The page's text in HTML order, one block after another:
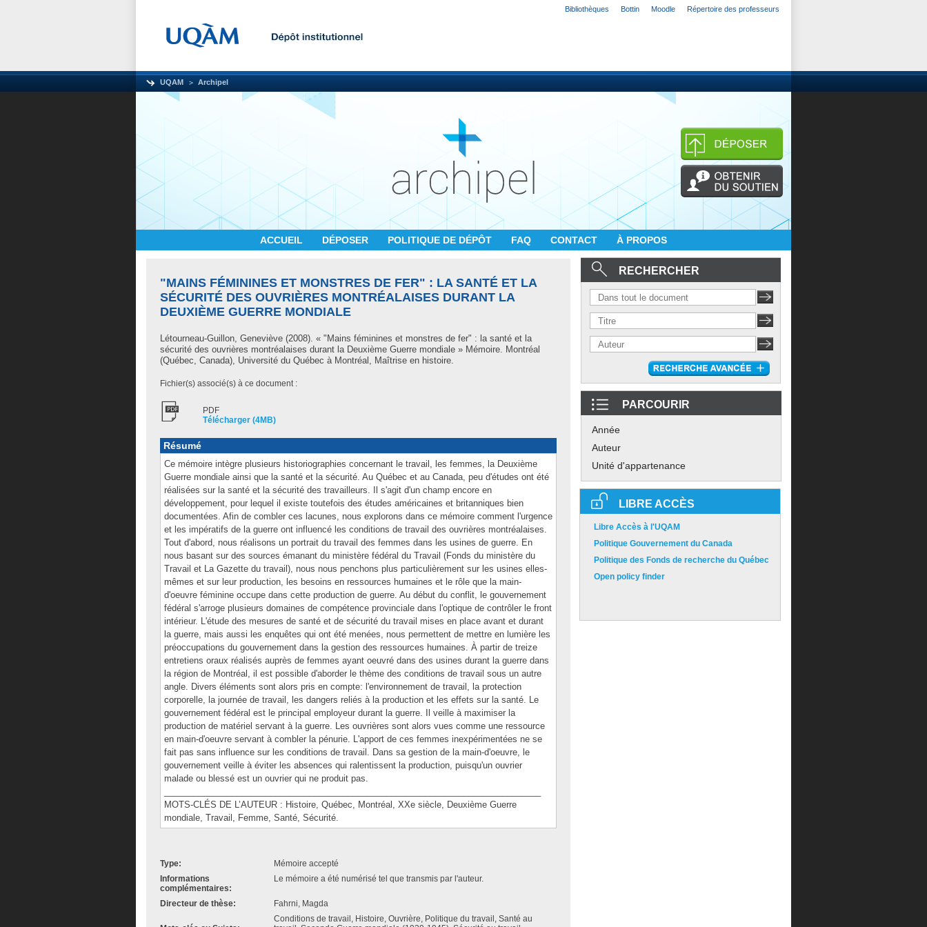
Bibliothèques Bottin Moodle Répertoire des professeurs
UQAM Archipel
ACCUEIL DÉPOSER POLITIQUE DE DÉPÔT FAQ CONTACT À PROPOS
"MAINS FÉMININES ET MONSTRES DE FER" : LA SANTÉ ET LA
SÉCURITÉ DES OUVRIÈRES MONTRÉALAISES DURANT LA
DEUXIÈME GUERRE MONDIALE
Létourneau-Guillon, Geneviève (2008). « "Mains féminines et monstres de fer" : la santé et la
sécurité des ouvrières montréalaises durant la Deuxième Guerre mondiale » Mémoire. Montréal
(Québec, Canada), Université du Québec à Montréal, Maîtrise en histoire.
Fichier(s) associé(s) à ce document :
PDF
Télécharger (4MB)
Résumé
Ce mémoire intègre plusieurs historiographies concernant le travail, les femmes, la Deuxième
Guerre mondiale ainsi que la santé et la sécurité. Au Québec et au Canada, peu d'études ont été
réalisées sur la santé et la sécurité des travailleurs. Il s'agit d'un champ encore en
développement, pour lequel il existe toutefois des études américaines et britanniques bien
documentées. Afin de combler ces lacunes, nous explorons dans ce mémoire comment l'urgence
et les impératifs de la guerre ont influencé les conditions de travail des ouvrières montréalaises.
Tout d'abord, nous réalisons un portrait du travail des femmes dans les usines de guerre. En
nous basant sur des sources émanant du ministère fédéral du Travail (Fonds du ministère du
Travail et La Gazette du travail), nous nous penchons plus particulièrement sur les usines elles-
mêmes et sur leur production, les besoins en ressources humaines et le rôle que la main-
d'oeuvre féminine occupe dans cette production de guerre. Au début du conflit, le gouvernement
fédéral s'arroge plusieurs domaines de compétence provinciale dans l'optique de contrôler le front
intérieur. L'étude des mesures de santé et de sécurité du travail mises en place avant et durant
la guerre, mais aussi les enquêtes qui ont été menées, nous permettent de mettre en lumière les
préoccupations du gouvernement dans la gestion des ressources humaines. À partir de treize
entretiens oraux réalisés auprès de femmes ayant oeuvré dans des usines durant la guerre dans
la région de Montréal, il est possible d'aborder le thème des conditions de travail sous un autre
angle. Divers éléments sont alors pris en compte: l'environnement de travail, la protection
corporelle, la journée de travail, les dangers reliés à la production et les effets sur la santé. Le
gouvernement fédéral est le principal employeur durant la guerre. Il veille à maximiser la
production de matériel servant à la guerre. Les ouvrières sont alors vues comme une ressource
en main-d'oeuvre servant à combler la pénurie. L'apport de ces femmes inexpérimentées ne se
fait pas sans influence sur les conditions de travail. Dans sa gestion de la main-d'oeuvre, le
gouvernement veille à éviter les absences qui ralentissent la production, puisqu'un ouvrier
malade ou blessé est un ouvrier qui ne produit pas.
MOTS-CLÉS DE L’AUTEUR : Histoire, Québec, Montréal, XXe siècle, Deuxième Guerre
mondiale, Travail, Femme, Santé, Sécurité.
Type:
Mémoire accepté
Informations
complémentaires:
Le mémoire a été numérisé tel que transmis par l'auteur.
Directeur de thèse: Fahrni, Magda
Conditions de travail, Histoire, Ouvrière, Politique du travail, Santé au
RECHERCHER
PARCOURIR
Année
Auteur
Unité d'appartenance
LIBRE ACCÈS
Libre Accès à l'UQAM
Politique Gouvernement du Canada
Politique des Fonds de recherche du Québec
Open policy finder